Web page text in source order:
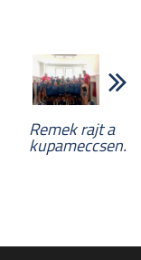
Remek rajt a
kupameccsen.